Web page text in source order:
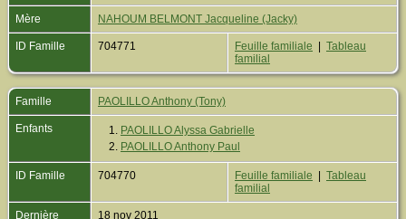
Mère NAHOUM BELMONT Jacqueline (Jacky)
ID Famille 704771 Feuille familiale
Tableau
familial
Famille PAOLILLO Anthony (Tony)
Enfants 1. PAOLILLO Alyssa Gabrielle
2. PAOLILLO Anthony Paul
ID Famille 704770 Feuille familiale
Tableau
familial
Dernière
18 nov 2011